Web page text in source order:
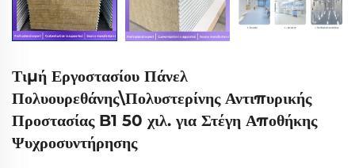
Τιμή Εργοστασίου Πάνελ
Πολυουρεθάνης\Πολυστερίνης Αντιπυρικής
Προστασίας B1 50 χιλ. για Στέγη Αποθήκης
Ψυχροσυντήρησης